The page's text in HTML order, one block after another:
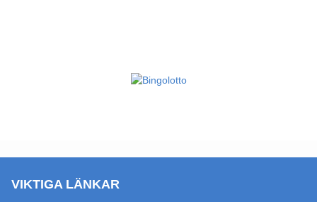
VIKTIGA LÄNKAR